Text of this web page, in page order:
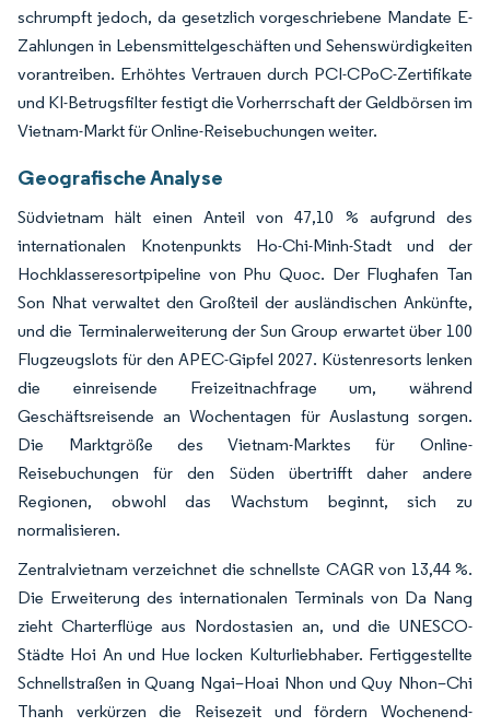
schrumpft jedoch, da gesetzlich vorgeschriebene Mandate E-
Zahlungen in Lebensmittelgeschäften und Sehenswürdigkeiten
vorantreiben. Erhöhtes Vertrauen durch PCI-CPoC-Zertifikate
und KI-Betrugsfilter festigt die Vorherrschaft der Geldbörsen im
Vietnam-Markt für Online-Reisebuchungen weiter.
Geografische Analyse
Südvietnam hält einen Anteil von 47,10 % aufgrund des
internationalen Knotenpunkts Ho-Chi-Minh-Stadt und der
Hochklasseresortpipeline von Phu Quoc. Der Flughafen Tan
Son Nhat verwaltet den Großteil der ausländischen Ankünfte,
und die Terminalerweiterung der Sun Group erwartet über 100
Flugzeugslots für den APEC-Gipfel 2027. Küstenresorts lenken
die einreisende Freizeitnachfrage um, während
Geschäftsreisende an Wochentagen für Auslastung sorgen.
Die Marktgröße des Vietnam-Marktes für Online-
Reisebuchungen für den Süden übertrifft daher andere
Regionen, obwohl das Wachstum beginnt, sich zu
normalisieren.
Zentralvietnam verzeichnet die schnellste CAGR von 13,44 %.
Die Erweiterung des internationalen Terminals von Da Nang
zieht Charterflüge aus Nordostasien an, und die UNESCO-
Städte Hoi An und Hue locken Kulturliebhaber. Fertiggestellte
Schnellstraßen in Quang Ngai–Hoai Nhon und Quy Nhon–Chi
Thanh verkürzen die Reisezeit und fördern Wochenend-